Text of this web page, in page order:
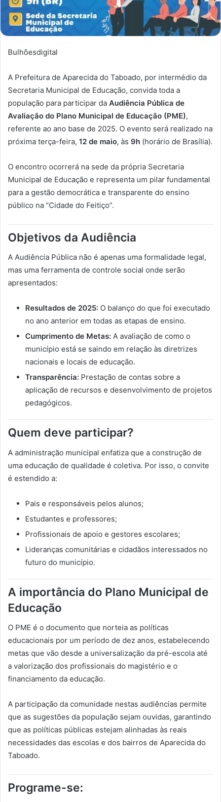
Bulhõesdigital
A Prefeitura de Aparecida do Taboado, por intermédio da
Secretaria Municipal de Educação, convida toda a
população para participar da Audiência Pública de
Avaliação do Plano Municipal de Educação (PME),
referente ao ano base de 2025. O evento será realizado na
próxima terça-feira, 12 de maio, às 9h (horário de Brasília).
O encontro ocorrerá na sede da própria Secretaria
Municipal de Educação e representa um pilar fundamental
para a gestão democrática e transparente do ensino
público na “Cidade do Feitiço”.
Objetivos da Audiência
A Audiência Pública não é apenas uma formalidade legal,
mas uma ferramenta de controle social onde serão
apresentados:
Resultados de 2025: O balanço do que foi executado
no ano anterior em todas as etapas de ensino.
Cumprimento de Metas: A avaliação de como o
município está se saindo em relação às diretrizes
nacionais e locais de educação.
Transparência: Prestação de contas sobre a
aplicação de recursos e desenvolvimento de projetos
pedagógicos.
Quem deve participar?
A administração municipal enfatiza que a construção de
uma educação de qualidade é coletiva. Por isso, o convite
é estendido a:
Pais e responsáveis pelos alunos;
Estudantes e professores;
Profissionais de apoio e gestores escolares;
Lideranças comunitárias e cidadãos interessados no
futuro do município.
A importância do Plano Municipal de
Educação
O PME é o documento que norteia as políticas
educacionais por um período de dez anos, estabelecendo
metas que vão desde a universalização da pré-escola até
a valorização dos profissionais do magistério e o
financiamento da educação.
A participação da comunidade nestas audiências permite
que as sugestões da população sejam ouvidas, garantindo
que as políticas públicas estejam alinhadas às reais
necessidades das escolas e dos bairros de Aparecida do
Taboado.
Programe-se: